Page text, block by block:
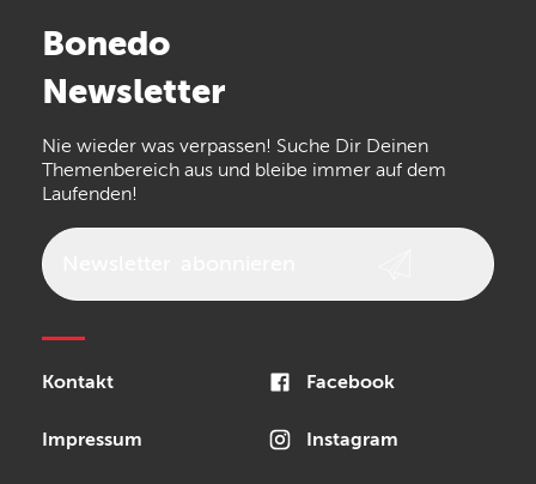
Arturia
the t.bone
Walrus Audio Epiphone
Bonedo
Newsletter
Nie wieder was verpassen! Suche Dir Deinen
Themenbereich aus und bleibe immer auf dem
Laufenden!
Kontakt
Impressum
Facebook
Instagram